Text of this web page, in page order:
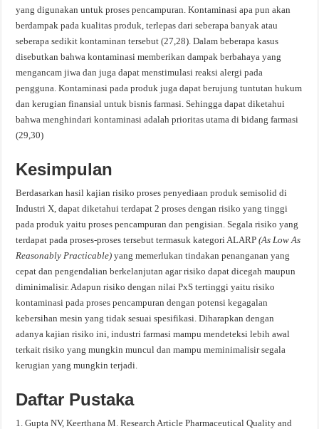
yang digunakan untuk proses pencampuran. Kontaminasi apa pun akan
berdampak pada kualitas produk, terlepas dari seberapa banyak atau
seberapa sedikit kontaminan tersebut (27,28). Dalam beberapa kasus
disebutkan bahwa kontaminasi memberikan dampak berbahaya yang
mengancam jiwa dan juga dapat menstimulasi reaksi alergi pada
pengguna. Kontaminasi pada produk juga dapat berujung tuntutan hukum
dan kerugian finansial untuk bisnis farmasi. Sehingga dapat diketahui
bahwa menghindari kontaminasi adalah prioritas utama di bidang farmasi
(29,30)
Kesimpulan
Berdasarkan hasil kajian risiko proses penyediaan produk semisolid di
Industri X, dapat diketahui terdapat 2 proses dengan risiko yang tinggi
pada produk yaitu proses pencampuran dan pengisian. Segala risiko yang
terdapat pada proses-proses tersebut termasuk kategori ALARP(As Low As
Reasonably Practicable) yang memerlukan tindakan penanganan yang
cepat dan pengendalian berkelanjutan agar risiko dapat dicegah maupun
diminimalisir. Adapun risiko dengan nilai PxS tertinggi yaitu risiko
kontaminasi pada proses pencampuran dengan potensi kegagalan
kebersihan mesin yang tidak sesuai spesifikasi. Diharapkan dengan
adanya kajian risiko ini, industri farmasi mampu mendeteksi lebih awal
terkait risiko yang mungkin muncul dan mampu meminimalisir segala
kerugian yang mungkin terjadi.
Daftar Pustaka
1. Gupta NV, Keerthana M. Research Article Pharmaceutical Quality and